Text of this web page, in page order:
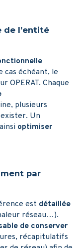
de l’entité
cas échéant, le
OPERAT. Chaque
plusieurs
Un
optimiser
par
est détaillée
réseau…).
de conserver
récapitulatifs